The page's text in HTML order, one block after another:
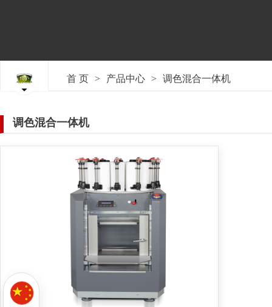
首 页 > 产品中心 > 调色混合一体机
调色混合一体机